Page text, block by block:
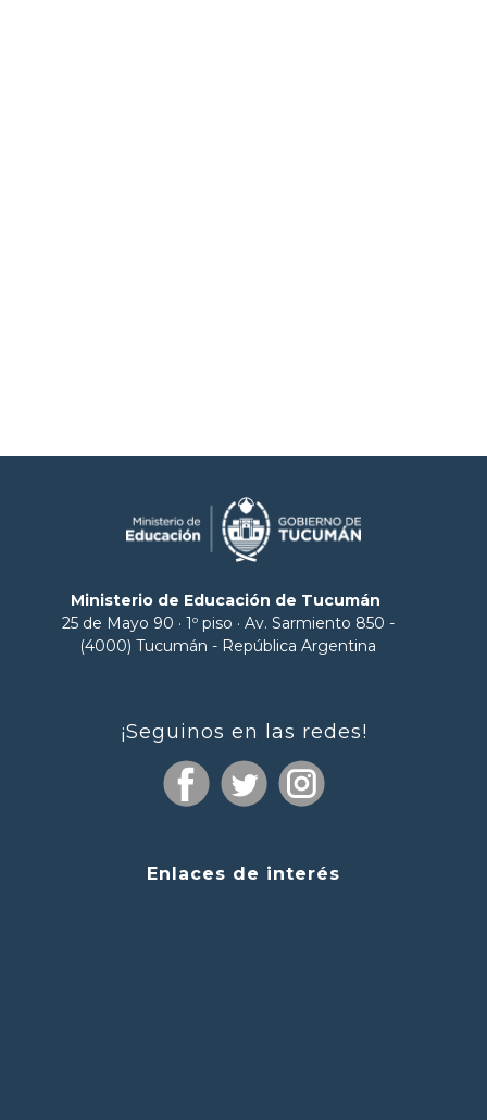
Ministerio de Educación de Tucumán
25 de Mayo 90 · 1º piso · Av. Sarmiento 850 -
(4000) Tucumán - República Argentina
¡Seguinos en las redes!
Enlaces de interés